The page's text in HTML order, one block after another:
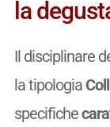
la
Il disciplinare
la tipologia
specifiche